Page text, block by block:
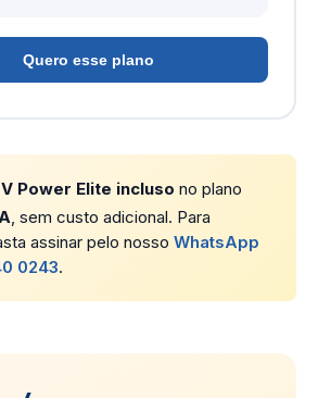
Quero esse plano
Power Elite incluso no plano
, sem custo adicional. Para
assinar pelo nosso WhatsApp
0243.